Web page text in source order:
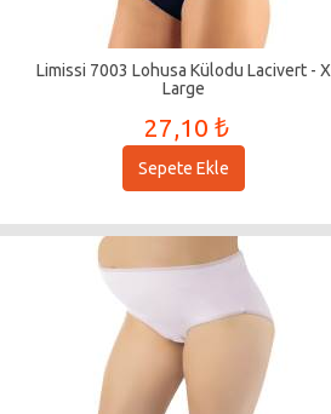
Limissi 7003 Lohusa Külodu Lacivert - X
Large
27,10 ₺
Sepete Ekle